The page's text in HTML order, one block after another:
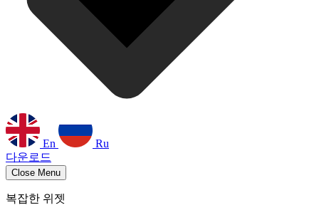
En
Ru
다운로드
Close Menu
복잡한 위젯